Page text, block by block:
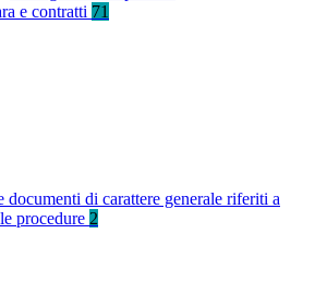
e contratti 71
documenti di carattere generale riferiti a
procedure 2